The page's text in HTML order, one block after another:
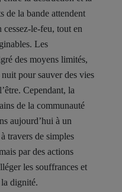
de la bande attendent
cessez-le-feu, tout en
Les
des moyens limités,
pour sauver des vies
Cependant, la
de la communauté
aujourd’hui à un
travers de simples
par des actions
les souffrances et
dignité.